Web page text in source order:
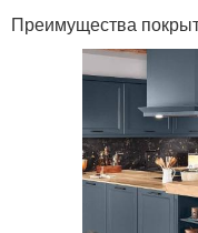
Преимущества